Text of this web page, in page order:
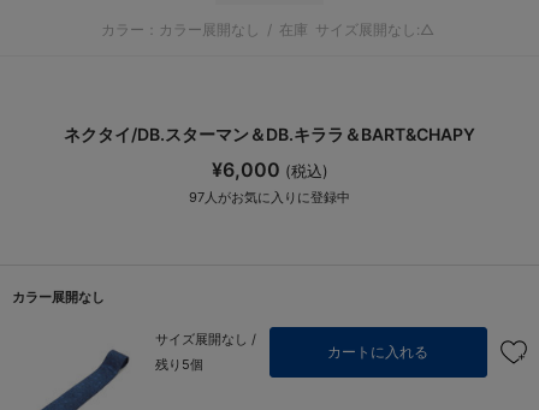
カラー：カラー展開なし / 在庫 サイズ展開なし:△
ネクタイ/DB.スターマン＆DB.キララ＆BART&CHAPY
¥6,000 (税込)
97人がお気に入りに登録中
カラー展開なし
サイズ展開なし /
残り5個
カートに入れる